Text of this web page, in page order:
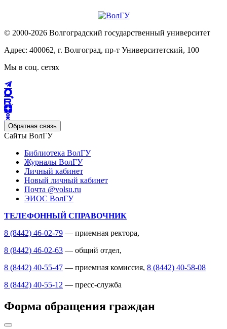
© 2000-2026 Волгоградский государственный университет
Адрес: 400062, г. Волгоград, пр-т Университетский, 100
Мы в соц. сетях
Обратная связь
Сайты ВолГУ
Библиотека ВолГУ
Журналы ВолГУ
Личный кабинет
Новый личный кабинет
Почта @volsu.ru
ЭИОС ВолГУ
ТЕЛЕФОННЫЙ СПРАВОЧНИК
8 (8442) 46-02-79 — приемная ректора,
8 (8442) 46-02-63 — общий отдел,
8 (8442) 40-55-47 — приемная комиссия, 8 (8442) 40-58-08
8 (8442) 40-55-12 — пресс-служба
Форма обращения граждан